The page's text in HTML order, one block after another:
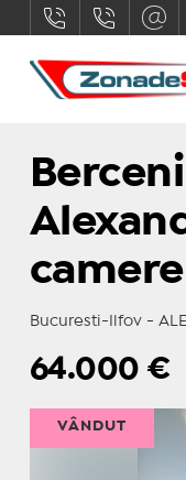
Bucuresti-Ilfov -
64.000€
VÂNDUT